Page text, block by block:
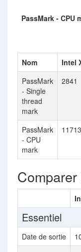
PassMark - CPU
Nom Intel
PassMark
- Single
thread
mark
2841
PassMark
- CPU
mark
Essentiel
Date de sortie